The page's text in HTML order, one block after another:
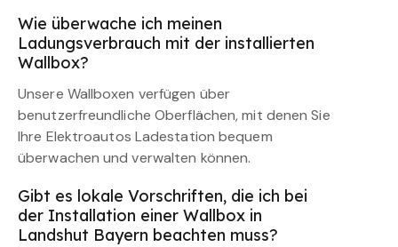
Wie überwache ich meinen
Ladungsverbrauch mit der installierten
Wallbox?
Unsere Wallboxen verfügen über
benutzerfreundliche Oberflächen, mit denen Sie
Ihre Elektroautos Ladestation bequem
überwachen und verwalten können.
Gibt es lokale Vorschriften, die ich bei
der Installation einer Wallbox in
Landshut Bayern beachten muss?